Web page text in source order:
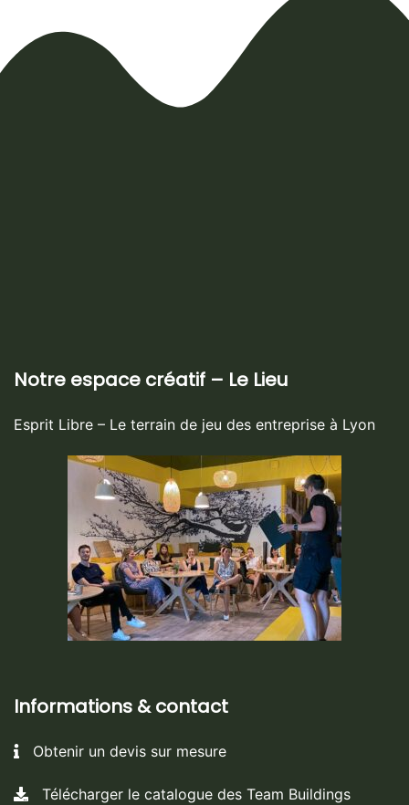
Notre espace créatif – Le Lieu
Esprit Libre – Le terrain de jeu des entreprise à Lyon
Informations & contact
Obtenir un devis sur mesure
Télécharger le catalogue des Team Buildings